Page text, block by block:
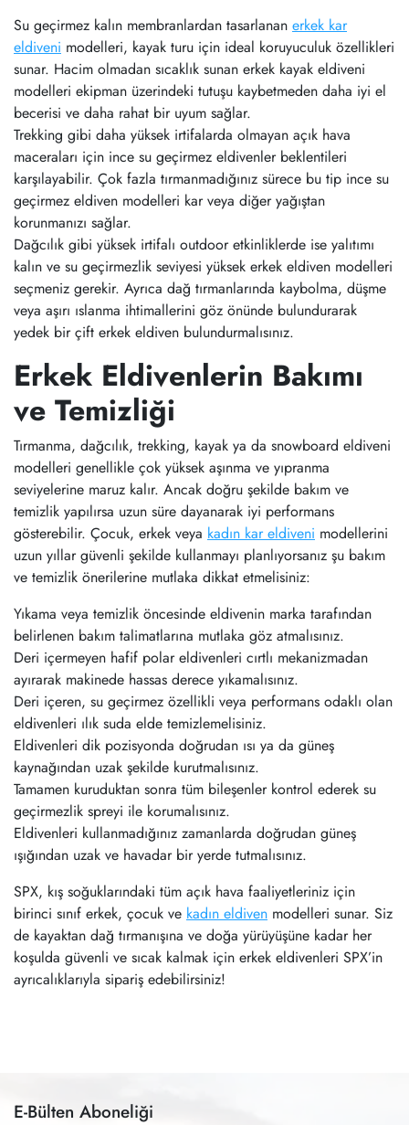
Su geçirmez kalın membranlardan tasarlanan erkek kar
eldiveni modelleri, kayak turu için ideal koruyuculuk özellikleri
sunar. Hacim olmadan sıcaklık sunan erkek kayak eldiveni
modelleri ekipman üzerindeki tutuşu kaybetmeden daha iyi el
becerisi ve daha rahat bir uyum sağlar.
Trekking gibi daha yüksek irtifalarda olmayan açık hava
maceraları için ince su geçirmez eldivenler beklentileri
karşılayabilir. Çok fazla tırmanmadığınız sürece bu tip ince su
geçirmez eldiven modelleri kar veya diğer yağıştan
korunmanızı sağlar.
Dağcılık gibi yüksek irtifalı outdoor etkinliklerde ise yalıtımı
kalın ve su geçirmezlik seviyesi yüksek erkek eldiven modelleri
seçmeniz gerekir. Ayrıca dağ tırmanlarında kaybolma, düşme
veya aşırı ıslanma ihtimallerini göz önünde bulundurarak
yedek bir çift erkek eldiven bulundurmalısınız.
Erkek Eldivenlerin Bakımı
ve Temizliği
Tırmanma, dağcılık, trekking, kayak ya da snowboard eldiveni
modelleri genellikle çok yüksek aşınma ve yıpranma
seviyelerine maruz kalır. Ancak doğru şekilde bakım ve
temizlik yapılırsa uzun süre dayanarak iyi performans
gösterebilir. Çocuk, erkek veya kadın kar eldiveni modellerini
uzun yıllar güvenli şekilde kullanmayı planlıyorsanız şu bakım
ve temizlik önerilerine mutlaka dikkat etmelisiniz:
Yıkama veya temizlik öncesinde eldivenin marka tarafından
belirlenen bakım talimatlarına mutlaka göz atmalısınız.
Deri içermeyen hafif polar eldivenleri cırtlı mekanizmadan
ayırarak makinede hassas derece yıkamalısınız.
Deri içeren, su geçirmez özellikli veya performans odaklı olan
eldivenleri ılık suda elde temizlemelisiniz.
Eldivenleri dik pozisyonda doğrudan ısı ya da güneş
kaynağından uzak şekilde kurutmalısınız.
Tamamen kuruduktan sonra tüm bileşenler kontrol ederek su
geçirmezlik spreyi ile korumalısınız.
Eldivenleri kullanmadığınız zamanlarda doğrudan güneş
ışığından uzak ve havadar bir yerde tutmalısınız.
SPX, kış soğuklarındaki tüm açık hava faaliyetleriniz için
birinci sınıf erkek, çocuk ve kadın eldiven modelleri sunar. Siz
de kayaktan dağ tırmanışına ve doğa yürüyüşüne kadar her
koşulda güvenli ve sıcak kalmak için erkek eldivenleri SPX’in
ayrıcalıklarıyla sipariş edebilirsiniz!
E-Bülten Aboneliği